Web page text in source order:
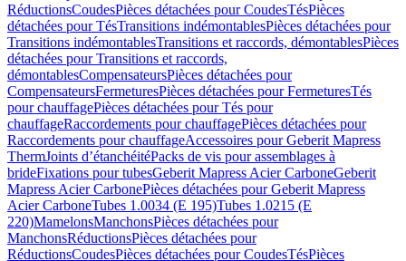
RéductionsCoudesPièces détachées pour CoudesTésPièces
détachées pour TésTransitions indémontablesPièces détachées pour
Transitions indémontablesTransitions et raccords, démontablesPièces
détachées pour Transitions et raccords,
démontablesCompensateursPièces détachées pour
CompensateursFermeturesPièces détachées pour FermeturesTés
pour chauffagePièces détachées pour Tés pour
chauffageRaccordements pour chauffagePièces détachées pour
Raccordements pour chauffageAccessoires pour Geberit Mapress
ThermJoints d’étanchéitéPacks de vis pour assemblages à
brideFixations pour tubesGeberit Mapress Acier CarboneGeberit
Mapress Acier CarbonePièces détachées pour Geberit Mapress
Acier CarboneTubes 1.0034 (E 195)Tubes 1.0215 (E
220)MamelonsManchonsPièces détachées pour
ManchonsRéductionsPièces détachées pour
RéductionsCoudesPièces détachées pour CoudesTésPièces